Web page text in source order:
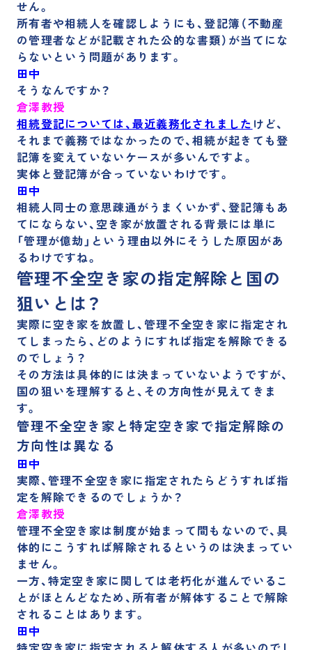
せん。
所有者や相続人を確認しようにも、登記簿（不動産
の管理者などが記載された公的な書類）が当てにな
らないという問題があります。
田中
そうなんですか？
倉澤教授
相続登記については、最近義務化されました けど、
それまで義務ではなかったので、相続が起きても登
記簿を変えていないケースが多いんですよ。
実体と登記簿が合っていないわけです。
田中
相続人同士の意思疎通がうまくいかず、登記簿もあ
てにならない、空き家が放置される背景には単に
「管理が億劫」という理由以外にそうした原因があ
るわけですね。
管理不全空き家の指定解除と国の
狙いとは？
実際に空き家を放置し、管理不全空き家に指定され
てしまったら、どのようにすれば指定を解除できる
のでしょう？
その方法は具体的には決まっていないようですが、
国の狙いを理解すると、その方向性が見えてきま
す。
管理不全空き家と特定空き家で指定解除の
方向性は異なる
田中
実際、管理不全空き家に指定されたらどうすれば指
定を解除できるのでしょうか？
倉澤教授
管理不全空き家は制度が始まって間もないので、具
体的にこうすれば解除されるというのは決まってい
ません。
一方、特定空き家に関しては老朽化が進んでいるこ
とがほとんどなため、所有者が解体することで解除
されることはあります。
田中